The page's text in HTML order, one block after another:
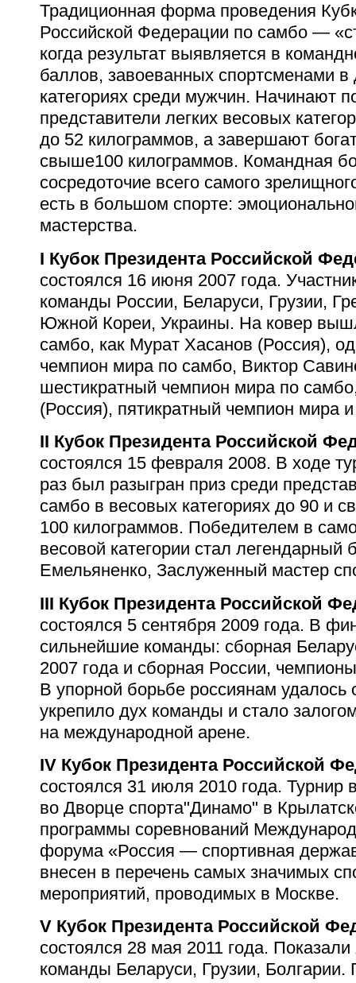
Традиционная форма проведения
Российской Федерации по самбо —
когда результат выявляется в
баллов, завоеванных спортсменами в
категориях среди мужчин. Начинают
представители легких весовых
до 52 килограммов, а завершают
свыше100 килограммов. Командная
сосредоточие всего самого
есть в большом спорте:
мастерства.
I Кубок Президента Российской
состоялся 16 июня 2007 года.
команды России, Беларуси, Грузии,
Южной Кореи, Украины. На ковер
самбо, как Мурат Хасанов (Россия),
чемпион мира по самбо, Виктор
шестикратный чемпион мира по
(Россия), пятикратный чемпион мира
II Кубок Президента Российской
состоялся 15 февраля 2008. В ходе
раз был разыгран приз среди
самбо в весовых категориях до 90 и
100 килограммов. Победителем в
весовой категории стал легендарный
Емельяненко, Заслуженный мастер
III Кубок Президента Российской
состоялся 5 сентября 2009 года. В
сильнейшие команды: сборная
2007 года и сборная России,
В упорной борьбе россиянам удалось
укрепило дух команды и стало
на международной арене.
IV Кубок Президента Российской
состоялся 31 июля 2010 года. Турнир
во Дворце спорта"Динамо" в
программы соревнований
форума «Россия — спортивная
внесен в перечень самых значимых
мероприятий, проводимых в Москве.
V Кубок Президента Российской
состоялся 28 мая 2011 года.
команды Беларуси, Грузии,